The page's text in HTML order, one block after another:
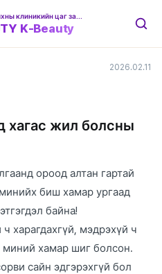
K-Beauty
2026.02.11
хагас жил болсны
ороод алтан гартай
биш хамар ургаад
байна!
харагдахгүй, мэдрэхүй ч
миний хамар шиг болсон.
сайн эдгэрэхгүй бол